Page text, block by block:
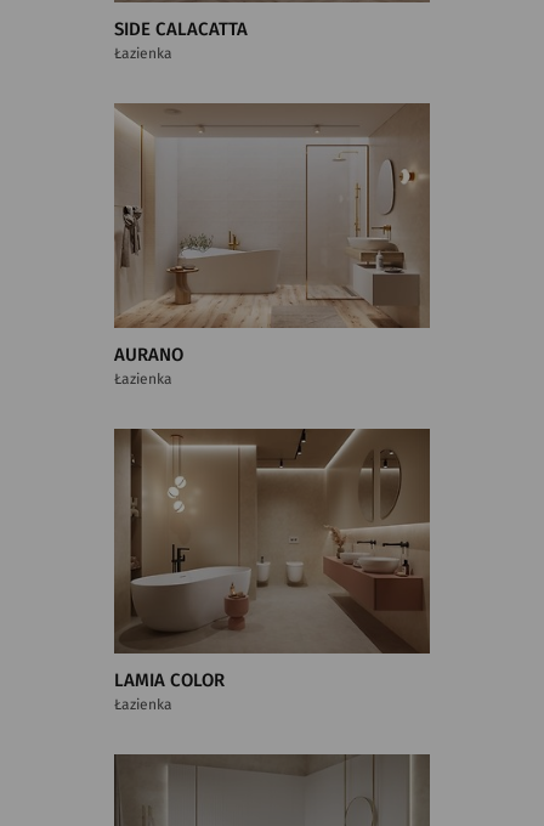
SIDE CALACATTA
Łazienka
AURANO
Łazienka
LAMIA COLOR
Łazienka